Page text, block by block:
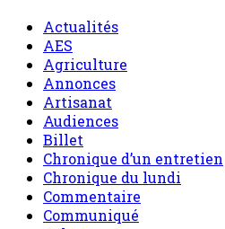
Actualités
AES
Agriculture
Annonces
Artisanat
Audiences
Billet
Chronique d’un entretien
Chronique du lundi
Commentaire
Communiqué